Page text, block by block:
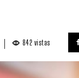
842 vistas